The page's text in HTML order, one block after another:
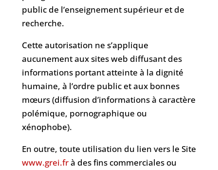
public de l’enseignement supérieur et de
recherche.
Cette autorisation ne s’applique
aucunement aux sites web diffusant des
informations portant atteinte à la dignité
humaine, à l’ordre public et aux bonnes
mœurs (diffusion d’informations à caractère
polémique, pornographique ou
xénophobe).
En outre, toute utilisation du lien vers le Site
www.grei.frà des fins commerciales ou